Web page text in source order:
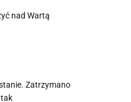
nad Wartą
Zatrzymano